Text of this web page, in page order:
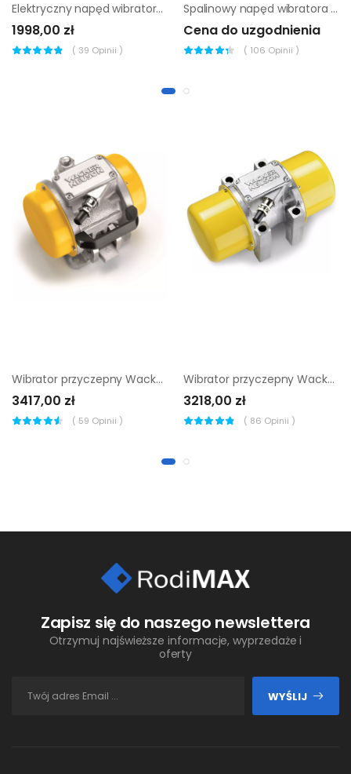
Elektryczny napęd wibratora do betonu Wacker Neuson M1500
1998,00 zł
( 39 Opinii )
Spalinowy napęd wibratora do betonu Wacker Neuson L5000
Cena do uzgodnienia
( 106 Opinii )
Wibrator przyczepny Wacker Neuson AR 52/9/042
3417,00 zł
( 59 Opinii )
Wibrator przyczepny Wacker Neuson AR 53/3/400
3218,00 zł
( 86 Opinii )
Zapisz się do naszego newslettera
Otrzymuj najświeższe informacje, wyprzedaże i
oferty
WYŚLIJ